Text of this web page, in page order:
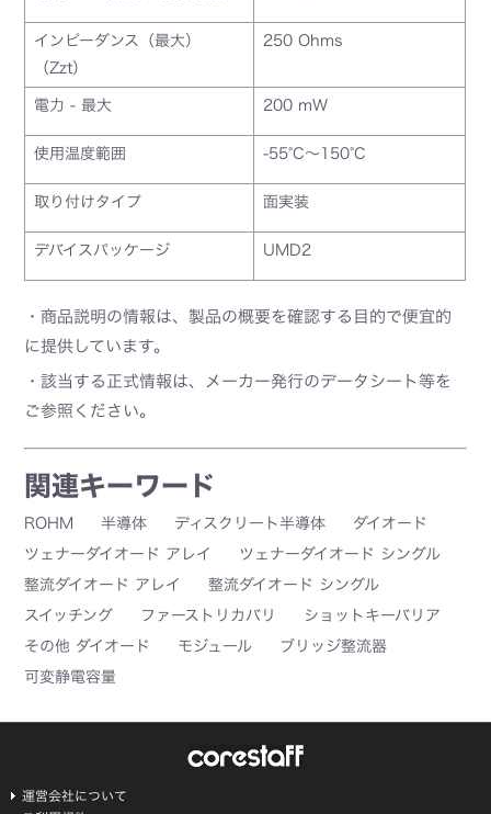
インピーダンス（最大）
（Zzt）
250 Ohms
電力 - 最大 200 mW
使用温度範囲 -55°C～150°C
取り付けタイプ 面実装
デバイスパッケージ UMD2
・商品説明の情報は、製品の概要を確認する目的で便宜的
に提供しています。
・該当する正式情報は、メーカー発行のデータシート等を
ご参照ください。
関連キーワード
ROHM 半導体 ディスクリート半導体
ダイオード
ツェナーダイオード アレイ
ツェナーダイオード シングル
整流ダイオード アレイ
整流ダイオード シングル
スイッチング
ファーストリカバリ
ショットキーバリア
その他 ダイオード
モジュール
ブリッジ整流器
可変静電容量
運営会社について